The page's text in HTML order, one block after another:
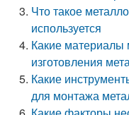
Что такое
используется
Какие материалы
изготовления
Какие
для монтажа